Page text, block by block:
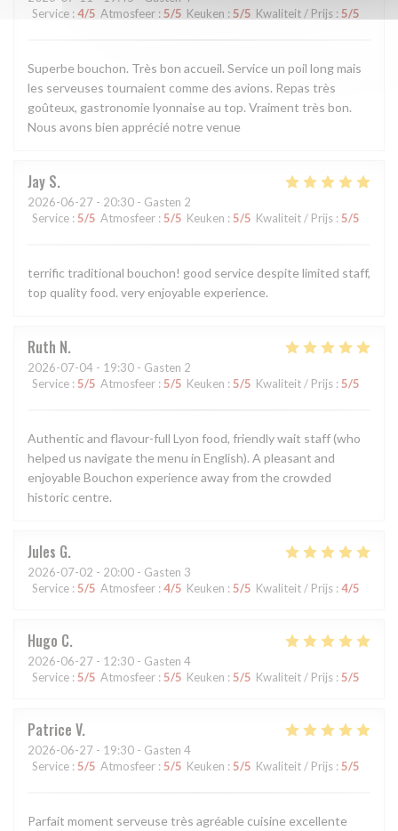
Service : 4/5 Atmosfeer : 5/5 Keuken : 5/5 Kwaliteit / Prijs : 5/5
Superbe bouchon. Très bon accueil. Service un poil long mais
les serveuses tournaient comme des avions. Repas très
goûteux, gastronomie lyonnaise au top. Vraiment très bon.
Nous avons bien apprécié notre venue
Jay S
2026-06-27 - 20:30 - Gasten 2
Service : 5/5 Atmosfeer : 5/5 Keuken : 5/5 Kwaliteit / Prijs : 5/5
terrific traditional bouchon! good service despite limited staff,
top quality food. very enjoyable experience.
Ruth N
2026-07-04 - 19:30 - Gasten 2
Service : 5/5 Atmosfeer : 5/5 Keuken : 5/5 Kwaliteit / Prijs : 5/5
Authentic and flavour-full Lyon food, friendly wait staff (who
helped us navigate the menu in English). A pleasant and
enjoyable Bouchon experience away from the crowded
historic centre.
Jules G
2026-07-02 - 20:00 - Gasten 3
Service : 5/5 Atmosfeer : 4/5 Keuken : 5/5 Kwaliteit / Prijs : 4/5
Hugo C
2026-06-27 - 12:30 - Gasten 4
Service : 5/5 Atmosfeer : 5/5 Keuken : 5/5 Kwaliteit / Prijs : 5/5
Patrice V
2026-06-27 - 19:30 - Gasten 4
Service : 5/5 Atmosfeer : 5/5 Keuken : 5/5 Kwaliteit / Prijs : 5/5
Parfait moment serveuse très agréable cuisine excellente